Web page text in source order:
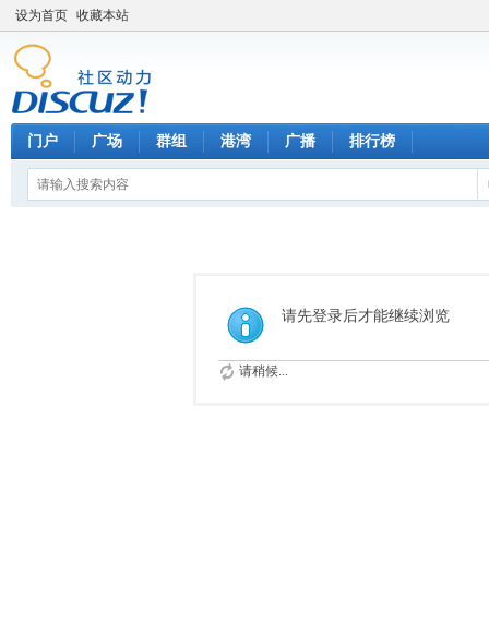
设为首页 收藏本站
门户 广场 群组 港湾 广播 排行榜
请先登录后才能继续浏览
请稍候...